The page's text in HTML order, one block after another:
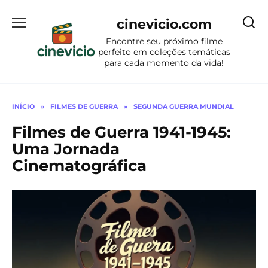
para
conteúdo
cinevicio.com
Encontre seu próximo filme
perfeito em coleções temáticas
para cada momento da vida!
INÍCIO » FILMES DE GUERRA » SEGUNDA GUERRA MUNDIAL
Filmes de Guerra 1941-1945:
Uma Jornada
Cinematográfica